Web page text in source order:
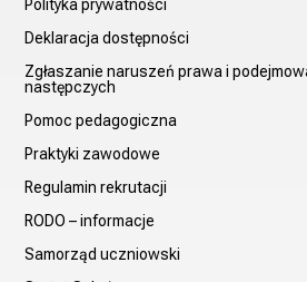
Polityka prywatności
Deklaracja dostępności
Zgłaszanie naruszeń prawa i
następczych
Pomoc pedagogiczna
Praktyki zawodowe
Regulamin rekrutacji
RODO – informacje
Samorząd uczniowski